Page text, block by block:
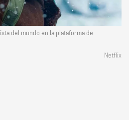
del mundo en la plataforma de
Netflix